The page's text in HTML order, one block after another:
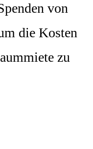
von
die Kosten
zu